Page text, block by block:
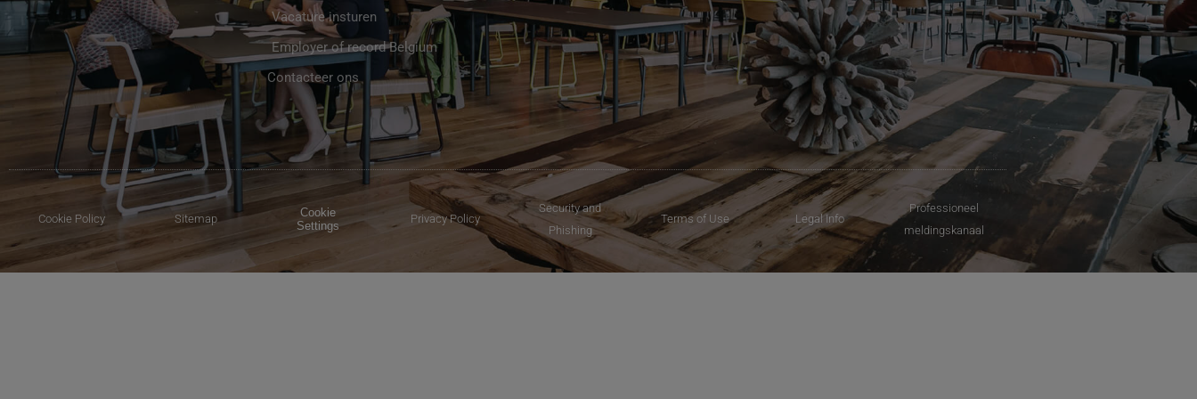
Vacature insturen
Employer of record Belgium
Contacteer ons
Cookie Policy Sitemap
Cookie
Settings
Privacy Policy
Security and
Phishing
Terms of Use Legal Info
Professioneel
meldingskanaal